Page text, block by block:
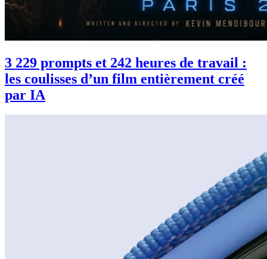
3 229 prompts et 242 heures de travail :
les coulisses d’un film entièrement créé
par IA